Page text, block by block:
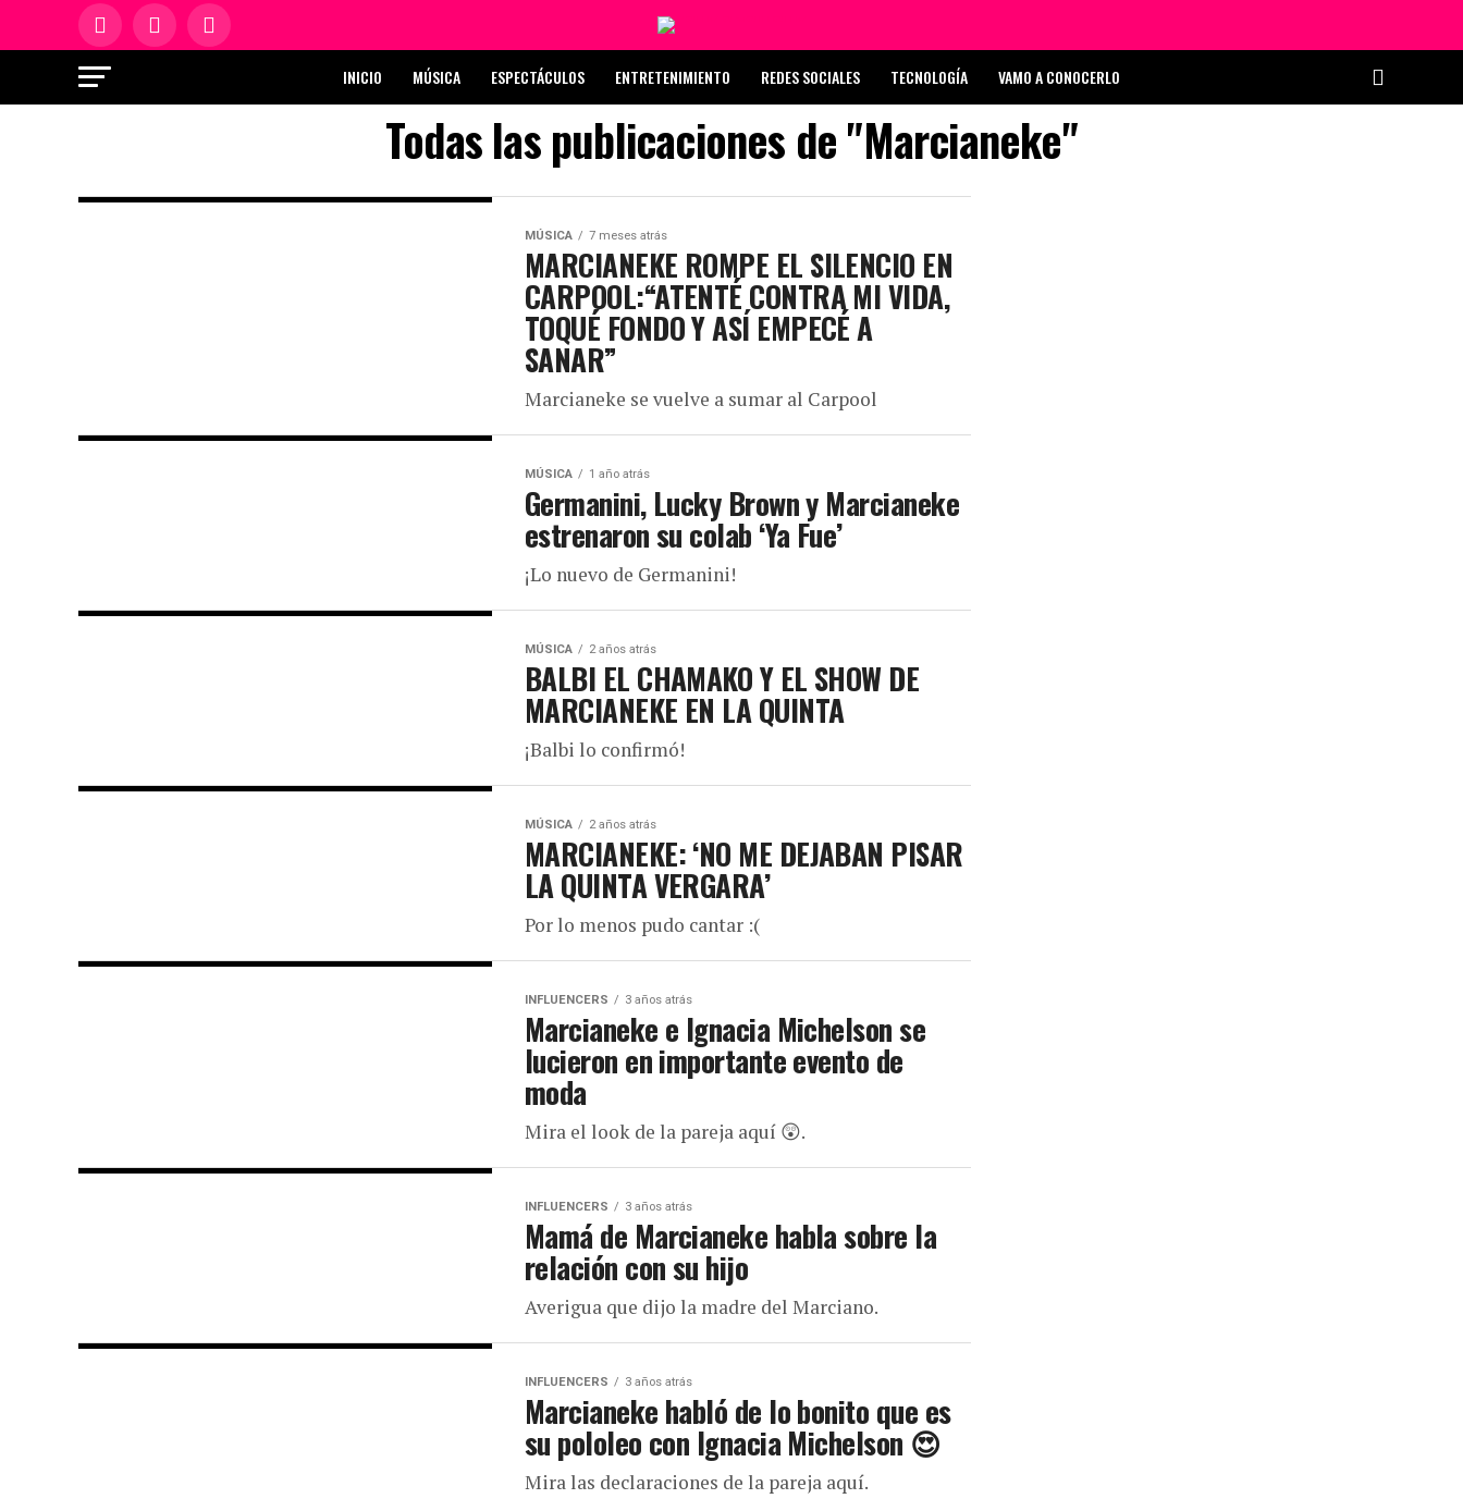
INICIO MÚSICA ESPECTÁCULOS ENTRETENIMIENTO REDES SOCIALES TECNOLOGÍA VAMO A CONOCERLO
Todas las publicaciones de "Marcianeke"
MÚSICA 7 meses atrás
MARCIANEKE ROMPE EL SILENCIO EN
CARPOOL:“ATENTÉ CONTRA MI VIDA,
TOQUÉ FONDO Y ASÍ EMPECÉ A
SANAR”
Marcianeke se vuelve a sumar al Carpool
MÚSICA 1 año atrás
Germanini, Lucky Brown y Marcianeke
estrenaron su colab ‘Ya Fue’
¡Lo nuevo de Germanini!
MÚSICA 2 años atrás
BALBI EL CHAMAKO Y EL SHOW DE
MARCIANEKE EN LA QUINTA
¡Balbi lo confirmó!
MÚSICA 2 años atrás
MARCIANEKE: ‘NO ME DEJABAN PISAR
LA QUINTA VERGARA’
Por lo menos pudo cantar :(
INFLUENCERS 3 años atrás
Marcianeke e Ignacia Michelson se
lucieron en importante evento de
moda
Mira el look de la pareja aquí 😲.
INFLUENCERS 3 años atrás
Mamá de Marcianeke habla sobre la
relación con su hijo
Averigua que dijo la madre del Marciano.
INFLUENCERS 3 años atrás
Marcianeke habló de lo bonito que es
su pololeo con Ignacia Michelson 😍
Mira las declaraciones de la pareja aquí.